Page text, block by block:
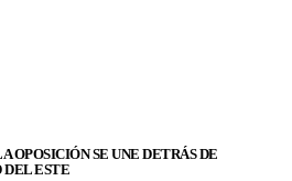
OPOSICIÓN SE UNE DETRÁS DE
DEL ESTE